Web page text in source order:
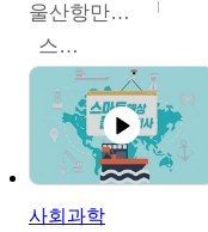
울산항만공사
스마트해상물류관리사 교육위원회
사회과학